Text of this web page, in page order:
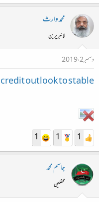
9- شجر کاری
محمد وارث
لائبریرین
دسمبر 2، 2019
outlook to stable
1
1
1
جاسم محمد
محفلین